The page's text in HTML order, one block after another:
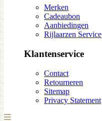
Merken
Cadeaubon
Aanbiedingen
Rijlaarzen Service
Klantenservice
Contact
Retourneren
Sitemap
Privacy Statement